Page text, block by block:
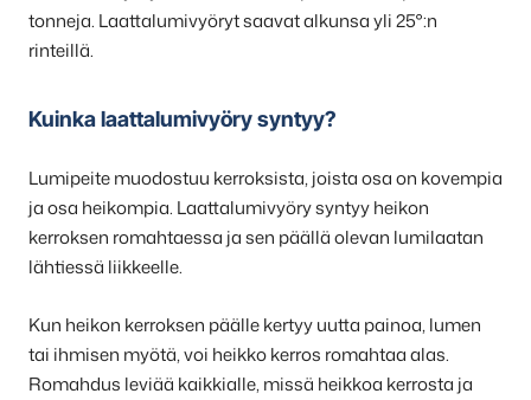
tonneja. Laattalumivyöryt saavat alkunsa yli 25°:n
rinteillä.
Kuinka laattalumivyöry syntyy?
Lumipeite muodostuu kerroksista, joista osa on kovempia
ja osa heikompia. Laattalumivyöry syntyy heikon
kerroksen romahtaessa ja sen päällä olevan lumilaatan
lähtiessä liikkeelle.
Kun heikon kerroksen päälle kertyy uutta painoa, lumen
tai ihmisen myötä, voi heikko kerros romahtaa alas.
Romahdus leviää kaikkialle, missä heikkoa kerrosta ja